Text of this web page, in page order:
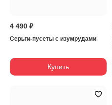
4 490 ₽
Серьги-пусеты с изумрудами
Купить